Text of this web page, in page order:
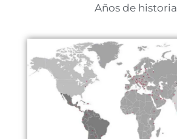
Años de historia